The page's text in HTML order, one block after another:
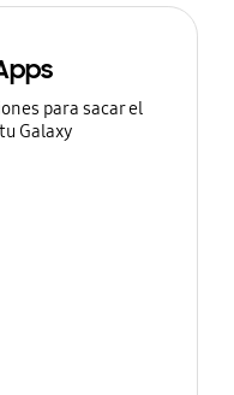
para sacar el
Galaxy